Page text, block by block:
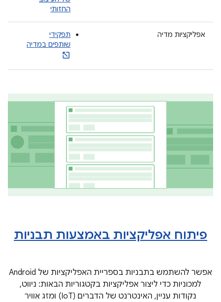
החזותי
אפליקציות מדיה
תפקידי
שותפים במדיה
פיתוח אפליקציות באמצעות תבניות
אפשר להשתמש בתבניות בספריית האפליקציות של Android
למכוניות כדי ליצור אפליקציות בקטגוריות הבאות: ניווט,
נקודות עניין, האינטרנט של הדברים (IoT) ומזג אוויר